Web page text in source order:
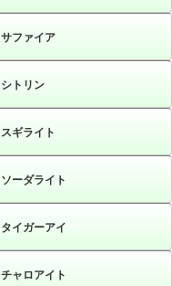
サファイア
シトリン
スギライト
ソーダライト
タイガーアイ
チャロアイト